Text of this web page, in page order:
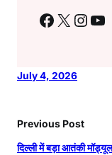
Facebook X Instagram YouTube
July 4, 2026
Previous Post
दिल्ली में बड़ा आतंकी